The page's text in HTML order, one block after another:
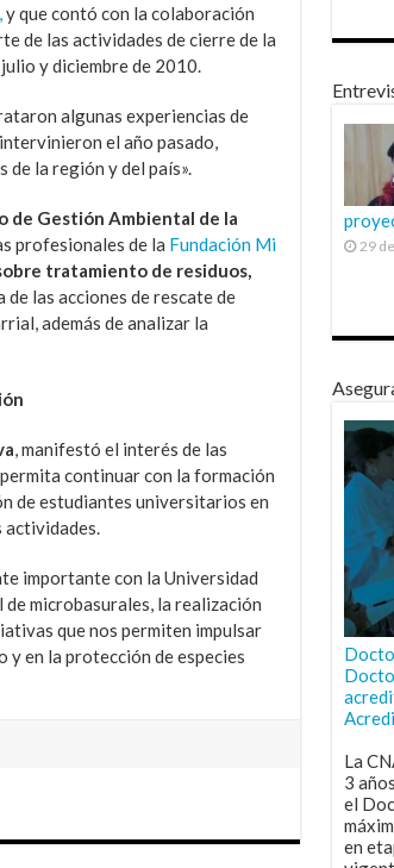
y que contó con la colaboración
de las actividades de cierre de la
y diciembre de 2010.
algunas experiencias de
el año pasado,
de la región y del país».
Gestión Ambiental de la
profesionales de la Fundación Mi
tratamiento de residuos,
las acciones de rescate de
además de analizar la
, manifestó el interés de las
continuar con la formación
de estudiantes universitarios en
importante con la Universidad
microbasurales, la realización
que nos permiten impulsar
y en la protección de especies
29
La
3
el
en